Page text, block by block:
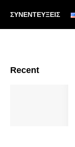
ΣΥΝΕΝΤΕΥΞΕΙΣ
Recent